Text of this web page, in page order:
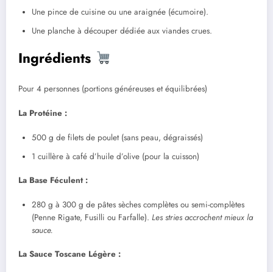
Une pince de cuisine ou une araignée (écumoire).
Une planche à découper dédiée aux viandes crues.
Ingrédients
Pour 4 personnes (portions généreuses et équilibrées)
La Protéine :
500 g de filets de poulet (sans peau, dégraissés)
1 cuillère à café d’huile d’olive (pour la cuisson)
La Base Féculent :
280 g à 300 g de pâtes sèches complètes ou semi-complètes
(Penne Rigate, Fusilli ou Farfalle). Les stries accrochent mieux la
sauce.
La Sauce Toscane Légère :